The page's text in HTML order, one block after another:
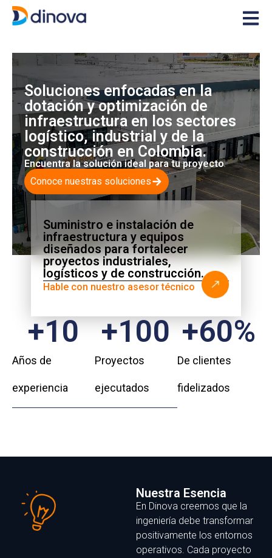
Soluciones enfocadas en la
dotación y optimización de
infraestructura en los sectores
logístico, industrial y de la
construcción en Colombia.
Encuentra la solución ideal para tu proyecto
Conoce nuestras soluciones
Suministro e instalación de
infraestructura y equipos
diseñados para fortalecer
proyectos industriales,
logísticos y de construcción.
Hable con nuestro asesor técnico
Años de
experiencia
+10
Proyectos
ejecutados
+100
De clientes
fidelizados
+60%
Nuestra Esencia
En Dinova creemos que la
ingeniería debe transformar
positivamente los entornos
operativos. Cada proyecto